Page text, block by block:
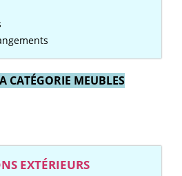
CATÉGORIE MEUBLES
EXTÉRIEURS